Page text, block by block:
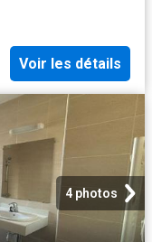
Voir les détails
4 photos